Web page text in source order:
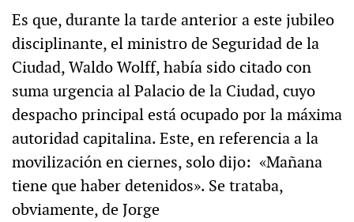
Es que, durante la tarde anterior a este jubileo
disciplinante, el ministro de Seguridad de la
Ciudad, Waldo Wolff, había sido citado con
suma urgencia al Palacio de la Ciudad, cuyo
despacho principal está ocupado por la máxima
autoridad capitalina. Este, en referencia a la
movilización en ciernes, solo dijo: «Mañana
tiene que haber detenidos». Se trataba,
obviamente, de Jorge